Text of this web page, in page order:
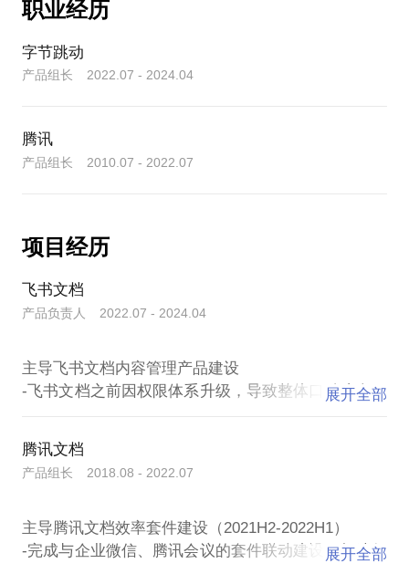
机构进行过多次主题分享。算上大学期间的培训（是
累了16年的线上线下授课培训经验）。
然我在过程中会尽我所能将产品经理的相关知识讲得
深入浅出。但授课毕竟是一对多的形式，无法深入交
流。因此，对于希望就某个话题深入交流的朋友，我
试指导；产品经理职业生涯发展；互联网产品发展规
划。
关于我的辅导风格
- “授人以鱼，不如授人以渔”。我可以给你的，不仅仅
答案”的思考过程（这是一世的）。
- “人如产品，产品如人”。我擅长将互联网产品思维与
职业发展融合起来。用互联网产品思维，来指导简历
- “助人亦是助己”。我将每一次咨询都当作我们双方共
同成长的过程，拿出百分百专注进行投入。
关于哪里可以找到我：
目前，我在知乎、小红书、人人都是产品经理、
PMTalk、职途简历上均有开通同名账号“产品经理崇
职业经历
字节跳动
产品组长 2022.07 - 2024.04
腾讯
产品组长 2010.07 - 2022.07
项目经历
飞书文档
产品负责人 2022.07 - 2024.04
主导飞书文档内容管理产品建设
-飞书文档之前因权限体系升级，导致整体口碑崩盘。
架构改版，提升管理效率。
主导飞书文档知识库产品建设
举”的发展方向，基于知识“萃取-沉淀-赋能”体系，改
进产品功能，打造飞书知识管理等级体系，探索AI与
展开全部
腾讯文档
产品组长 2018.08 - 2022.07
主导腾讯文档效率套件建设（2021H2-2022H1）
-完成与企业微信、腾讯会议的套件联动建设，打造行
展开全部